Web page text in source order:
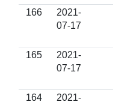
166
2021-
07-17
165
2021-
07-17
164
2021-